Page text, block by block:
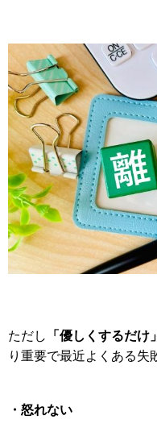
ただし 「優しくするだけ」
り重要で最近よくある失
・怒れない